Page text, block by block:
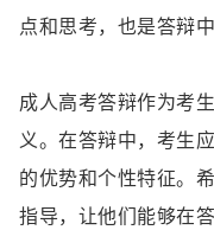
点和思考，也是答辩
成人高考答辩作为考
义。在答辩中，考生
的优势和个性特征。
指导，让他们能够在